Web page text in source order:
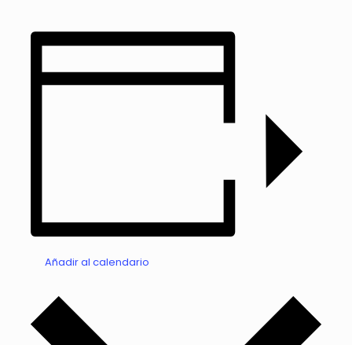
Añadir al calendario